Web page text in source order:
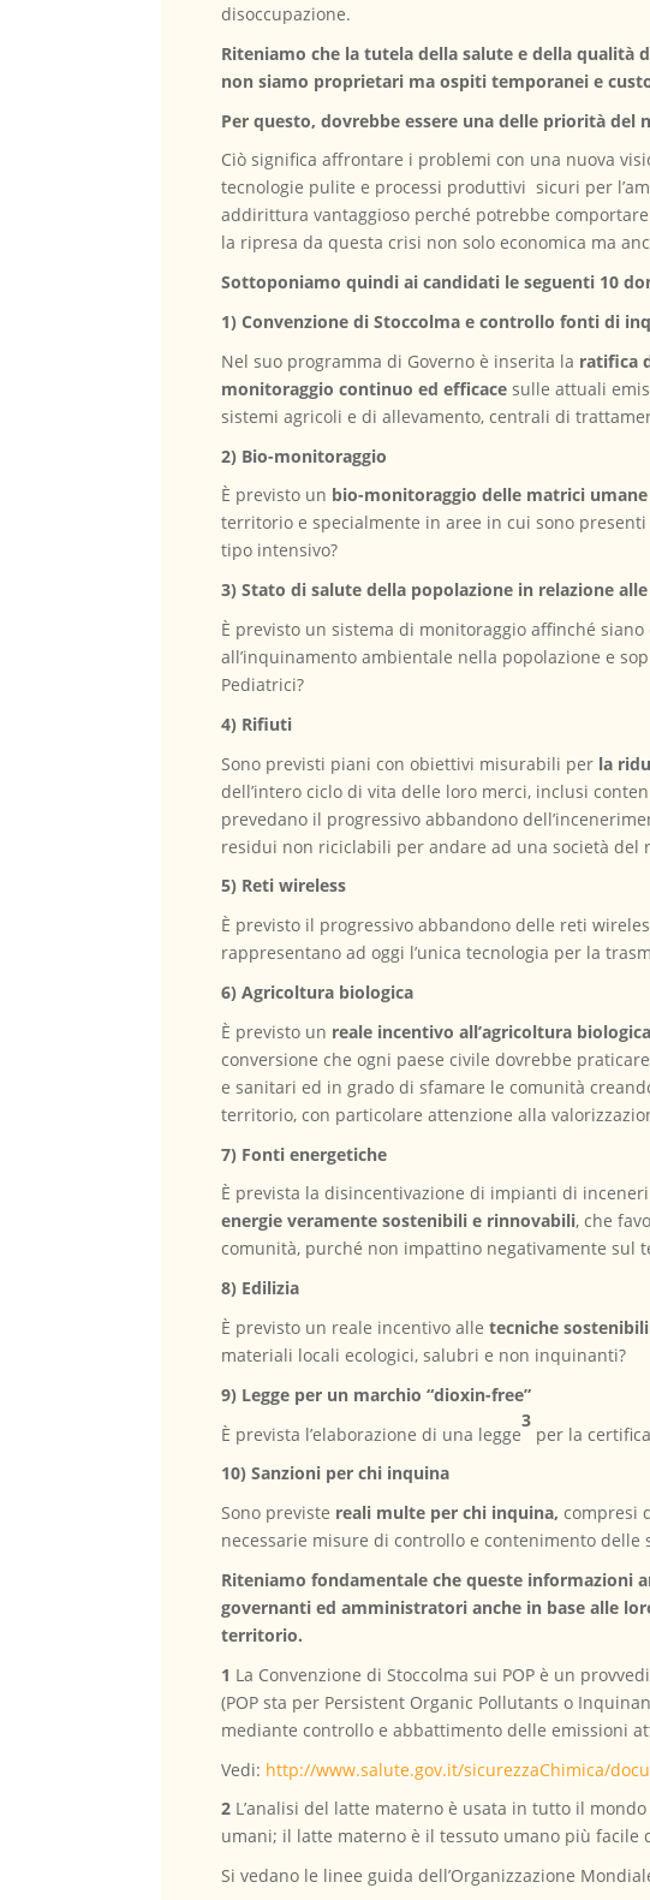
disoccupazione.
Riteniamo che la tutela della salute e della
non siamo proprietari ma ospiti temporanei e
Per questo, dovrebbe essere una delle priorità del
Ciò significa affrontare i problemi con una nuova
tecnologie pulite e processi produttivi sicuri per
addirittura vantaggioso perché potrebbe
la ripresa da questa crisi non solo economica ma
Sottoponiamo quindi ai candidati le seguenti 10
1) Convenzione di Stoccolma e controllo fonti di
Nel suo programma di Governo è inserita la ratifica
monitoraggio continuo ed efficace sulle attuali
sistemi agricoli e di allevamento, centrali di
2) Bio-monitoraggio
È previsto un bio-monitoraggio delle matrici
territorio e specialmente in aree in cui sono
tipo intensivo?
3) Stato di salute della popolazione in relazione
È previsto un sistema di monitoraggio affinché
all’inquinamento ambientale nella popolazione e
Pediatrici?
4) Rifiuti
Sono previsti piani con obiettivi misurabili per la
dell’intero ciclo di vita delle loro merci, inclusi
prevedano il progressivo abbandono
residui non riciclabili per andare ad una società del
5) Reti wireless
È previsto il progressivo abbandono delle reti
rappresentano ad oggi l’unica tecnologia per la
6) Agricoltura biologica
È previsto un reale incentivo all’agricoltura biologica
conversione che ogni paese civile dovrebbe
e sanitari ed in grado di sfamare le comunità
territorio, con particolare attenzione alla
7) Fonti energetiche
È prevista la disincentivazione di impianti di
energie veramente sostenibili e rinnovabili, che
comunità, purché non impattino negativamente sul
8) Edilizia
È previsto un reale incentivo alletecniche
materiali locali ecologici, salubri e non inquinanti?
9) Legge per un marchio “dioxin-free”
È prevista l’elaborazione di una legge
3
per la
10) Sanzioni per chi inquina
Sono previste reali multe per chi inquina,compresi
necessarie misure di controllo e contenimento
Riteniamo fondamentale che queste informazioni
governanti ed amministratori anche in base alle
territorio.
1 La Convenzione di Stoccolma sui POP è un
(POP sta per Persistent Organic Pollutants o
mediante controllo e abbattimento delle emissioni
Vedi: http://www.salute.gov.it/sicurezzaChimica/
2 L’analisi del latte materno è usata in tutto il
umani; il latte materno è il tessuto umano più facile
Si vedano le linee guida dell’Organizzazione